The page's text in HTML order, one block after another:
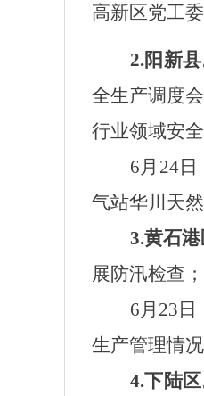
高新区党工
2.阳新县
全生产调度
行业领域安
6月24
气站华川天
3.黄石港
展防汛检查
6月23
生产管理情况
4.下陆区